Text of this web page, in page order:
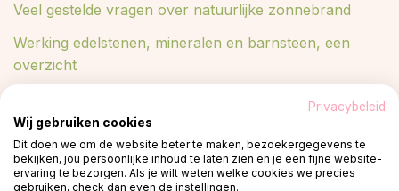
Veel gestelde vragen over natuurlijke zonnebrand
Werking edelstenen, mineralen en barnsteen, een
overzicht
Blog
Privacybeleid
Wij gebruiken cookies
Dit doen we om de website beter te maken, bezoekergegevens te
bekijken, jou persoonlijke inhoud te laten zien en je een fijne website-
ervaring te bezorgen. Als je wilt weten welke cookies we precies
gebruiken, check dan even de instellingen.